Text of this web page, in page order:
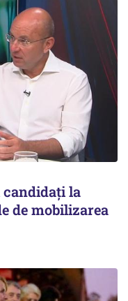
candidați la
de mobilizarea